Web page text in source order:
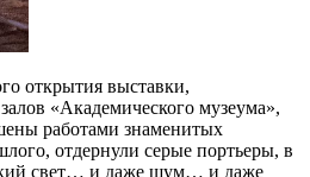
открытия выставки,
«Академического музеума»,
работами знаменитых
отдернули серые портьеры, в
свет… и даже шум… и даже